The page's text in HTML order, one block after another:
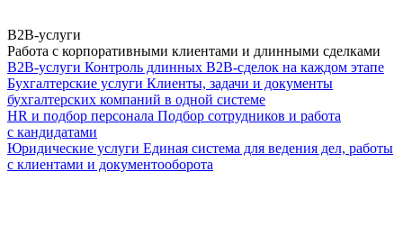
B2B-услуги
Работа с корпоративными клиентами и длинными сделками
B2B-услуги Контроль длинных B2B-сделок на каждом этапе
Бухгалтерские услуги Клиенты, задачи и документы
бухгалтерских компаний в одной системе
HR и подбор персонала Подбор сотрудников и работа
с кандидатами
Юридические услуги Единая система для ведения дел, работы
с клиентами и документооборота